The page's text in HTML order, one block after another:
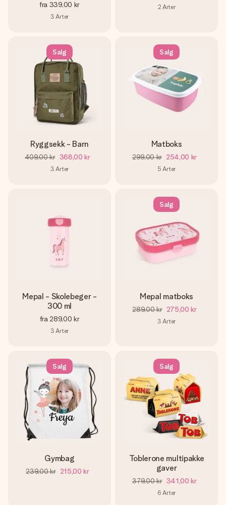
fra 339,00 kr
3 Arter
2 Arter
Salg
Ryggsekk - Barn
409,00 kr 368,00 kr
3 Arter
Salg
Matboks
299,00 kr 254,00 kr
5 Arter
Mepal - Skolebeger -
300 ml
fra 289,00 kr
3 Arter
Salg
Mepal matboks
289,00 kr 275,00 kr
3 Arter
Salg
Gymbag
239,00 kr 215,00 kr
Salg
Toblerone multipakke
gaver
379,00 kr 341,00 kr
6 Arter